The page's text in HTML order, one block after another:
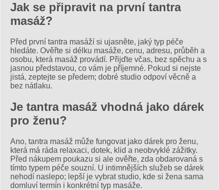
Jak se připravit na první tantra
masáž?
Před první tantra masáží si ujasněte, jaký typ péče
hledáte. Ověřte si délku masáže, cenu, adresu, průběh a
osobu, která masáž provádí. Přijďte včas, bez spěchu a s
jasnou představou, co vám je příjemné. Pokud si nejste
jistá, zeptejte se předem; dobré studio odpoví věcně a
bez nátlaku.
Je tantra masáž vhodná jako dárek
pro ženu?
Ano, tantra masáž může fungovat jako dárek pro ženu,
která má ráda relaxaci, dotek, klid a neobvyklé zážitky.
Před nákupem poukazu si ale ověřte, zda obdarovaná s
tímto typem péče souzní. U intimnějších služeb se dárek
nehodí naslepo; lepší je vybrat studio, kde si žena sama
domluví termín i konkrétní typ masáže.